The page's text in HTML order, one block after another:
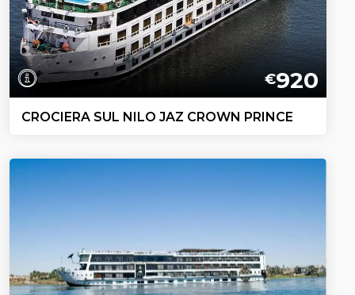
€920
CROCIERA SUL NILO JAZ CROWN PRINCE